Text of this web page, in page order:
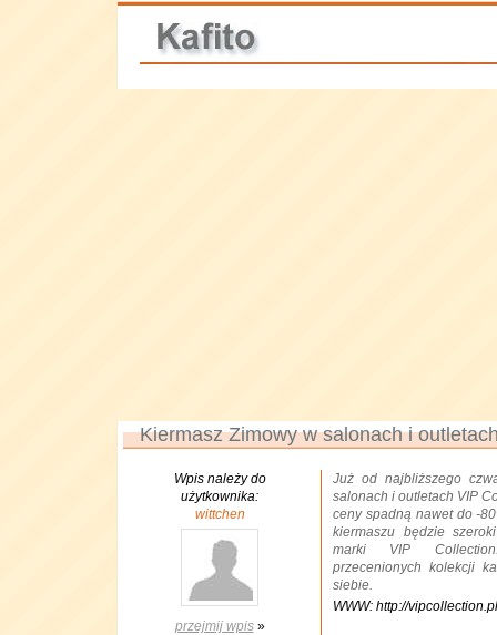
Kiermasz Zimowy w salonach i
Wpis należy do
użytkownika:
wittchen
przejmij wpis»
Już od najbliższego
salonach i outletach VIP
ceny spadną nawet do -
kiermaszu będzie
marki VIP
przecenionych kolekcji
siebie.
WWW: http://vipcollection.pl